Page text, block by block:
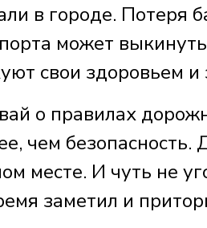
в городе. Потеря
может
свои здоровьем
о правилах
чем
месте. И чуть не
заметил и